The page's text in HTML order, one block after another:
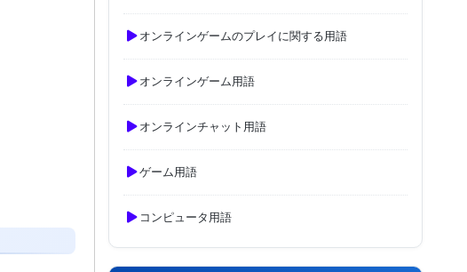
オンラインゲームのプレイに関する用語
オンラインゲーム用語
オンラインチャット用語
ゲーム用語
コンピュータ用語